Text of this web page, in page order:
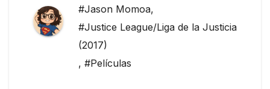
#Jason Momoa,
#Justice League/Liga de la Justicia
(2017)
, #Películas